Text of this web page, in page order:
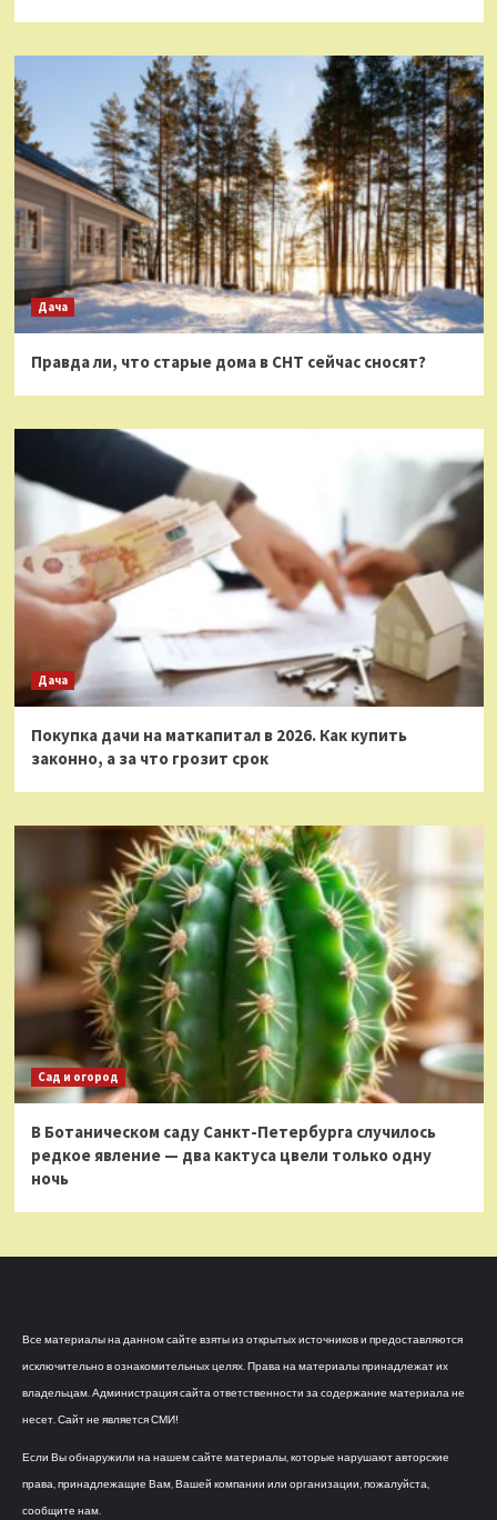
Дача
Правда ли, что старые дома в СНТ сейчас сносят?
Дача
Покупка дачи на маткапитал в 2026. Как купить
законно, а за что грозит срок
Сад и огород
В Ботаническом саду Санкт-Петербурга случилось
редкое явление — два кактуса цвели только одну
ночь
Все материалы на данном сайте взяты из открытых источников и предоставляются
исключительно в ознакомительных целях. Права на материалы принадлежат их
владельцам. Администрация сайта ответственности за содержание материала не
несет. Сайт не является СМИ!
Если Вы обнаружили на нашем сайте материалы, которые нарушают авторские
права, принадлежащие Вам, Вашей компании или организации, пожалуйста,
сообщите нам.